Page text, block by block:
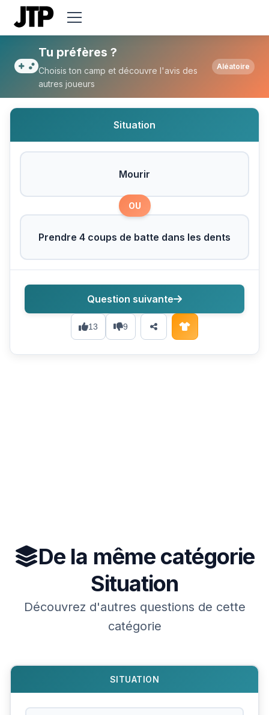
Tu préfères Mourir ou Prendre 4 coups
Tu préfères ?
Choisis ton camp et découvre l'avis des
autres joueurs
Aléatoire
Situation
Mourir
OU
Prendre 4 coups de batte dans les dents
13 9
Question suivante
De la même catégorie
Situation
Découvrez d'autres questions de cette
catégorie
SITUATION